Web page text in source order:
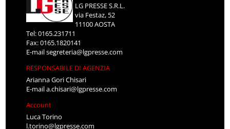
LG PRESSE S.R.L.
via Festaz, 52
11100 AOSTA
Tel: 0165.231711
Fax: 0165.1820141
E-mailsegreteria@lgpresse.com
RESPONSABILE DI AGENZIA
Arianna Gori Chisari
E-maila.chisari@lgpresse.com
Account
Luca Torino
l.torino@lgpresse.com